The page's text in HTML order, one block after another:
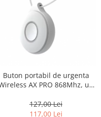
Buton portabil de urgenta
AX PRO 868Mhz, un
EG2-WE
127,00 Lei
117,00 Lei